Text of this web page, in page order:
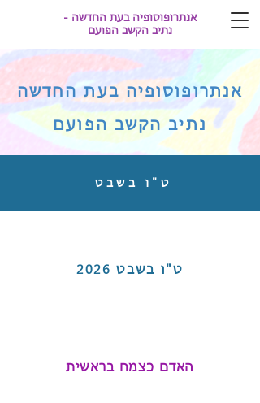
אנתרופוסופיה בעת החדשה -
נתיב הקשב הפועם
אנתרופוסופיה בעת החדשה
נתיב הקשב הפועם
ט"ו בשבט
ט"ו בשבט 2026
האדם כצמח בראשית